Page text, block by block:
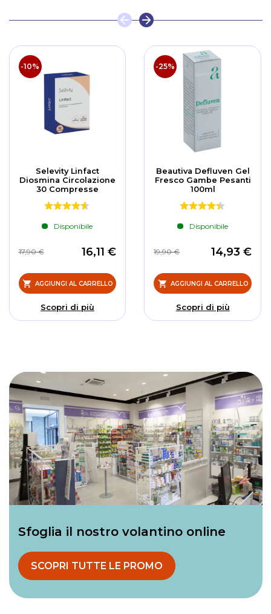
-10%
Selevity Linfact
Diosmina Circolazione
30 Compresse
Disponibile
16,11 €
17,90 €
AGGIUNGI AL CARRELLO
Scopri di più
-25%
Beautiva Defluven Gel
Fresco Gambe Pesanti
100ml
Disponibile
14,93 €
19,90 €
AGGIUNGI AL CARRELLO
Scopri di più
Sfoglia il nostro volantino online
SCOPRI TUTTE LE PROMO